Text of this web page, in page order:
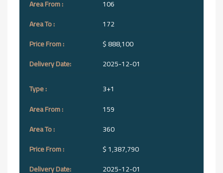
106
172
$ 888,100
2025-12-01
3+1
159
360
$ 1,387,790
2025-12-01